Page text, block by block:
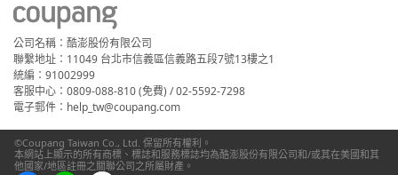
公司名稱：酷澎股份有限公司
聯繫地址：11049 台北市信義區信義路五段7號13樓之1
統編：91002999
客服中心：0809-088-810 (免費) / 02-5592-7298
電子郵件：help_tw@coupang.com
©Coupang Taiwan Co., Ltd. 保留所有權利。
本網站上顯示的所有商標、標誌和服務標誌均為酷澎股份有限公司和/或其在美國和其
他國家/地區註冊之關聯公司之所屬財產。